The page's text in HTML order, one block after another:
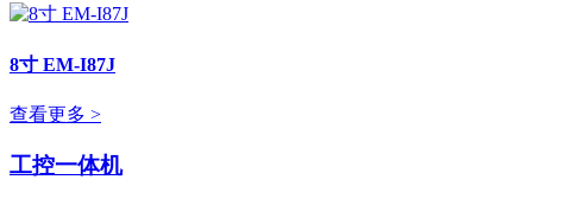
8寸 EM-I87J
查看更多 >
工控一体机